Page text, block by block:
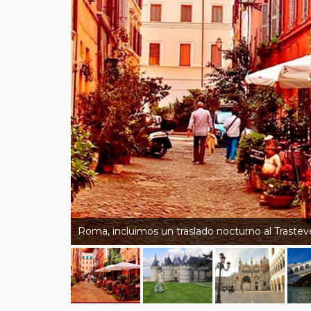
Roma, incluimos un traslado nocturno al